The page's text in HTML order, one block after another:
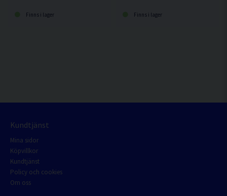
Finns i lager Finns i lager
Kundtjänst
Mina sidor
Köpvillkor
Kundtjänst
Policy och cookies
Om oss